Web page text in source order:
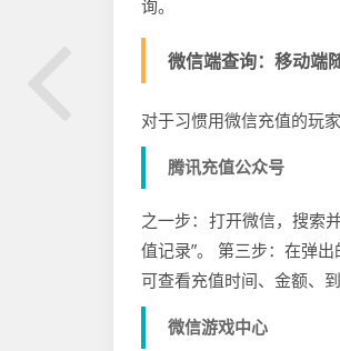
询。
微信端查询：移动端
对于习惯用微信充值的玩
腾讯充值公众号
之一步：打开微信，搜索
值记录”。 第三步：在弹
可查看充值时间、金额、
微信游戏中心